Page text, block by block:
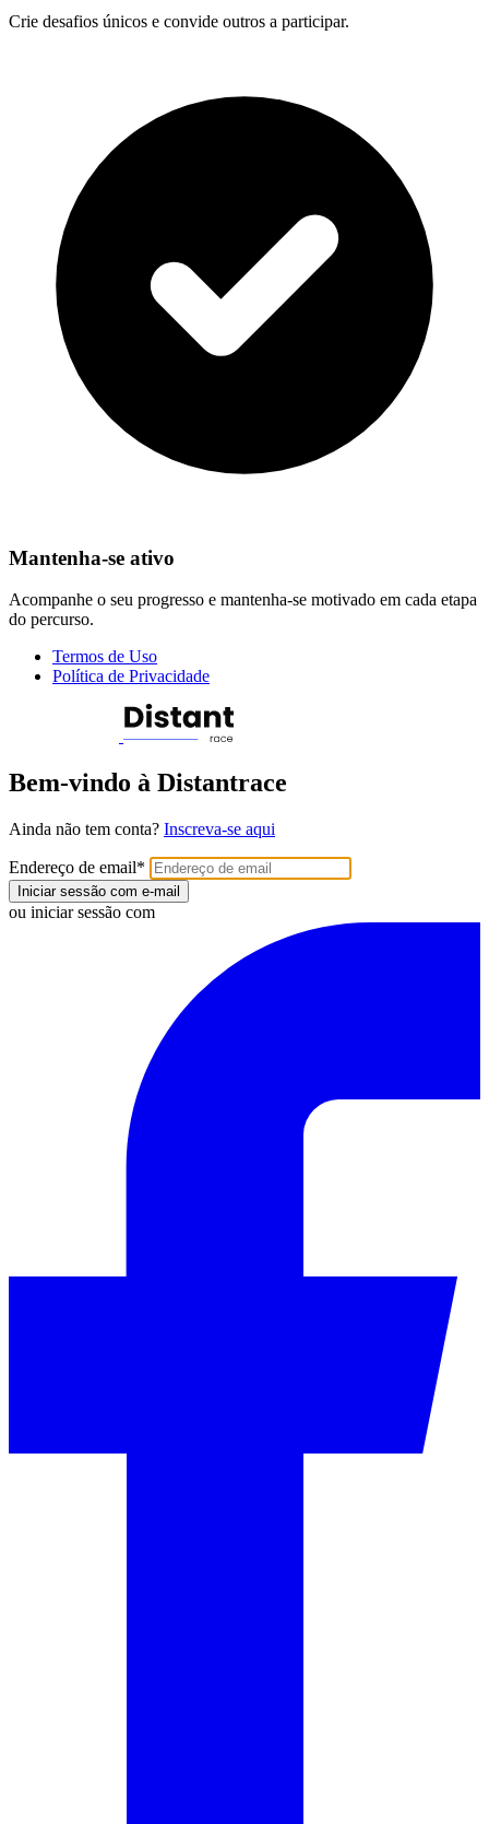
Crie desafios únicos e convide outros a participar.
Mantenha-se ativo
Acompanhe o seu progresso e mantenha-se motivado em cada etapa
do percurso.
Termos de Uso
Política de Privacidade
Bem-vindo à Distantrace
Ainda não tem conta? Inscreva-se aqui
Endereço de email*
Iniciar sessão com e-mail
ou iniciar sessão com